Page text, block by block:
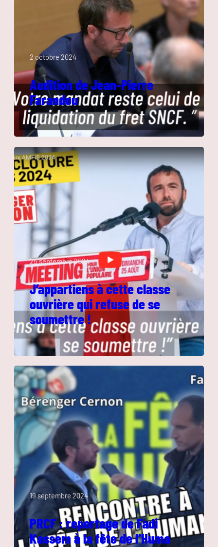
2 octobre 2024
Audition de Jean-Pierre
Farandou
25 septembre 2024
J’appartiens à cette classe
ouvrière qui refuse de se
soumettre !
19 septembre 2024
PRCF : reportage de Fadi
Kassem à la fête de l’Huma